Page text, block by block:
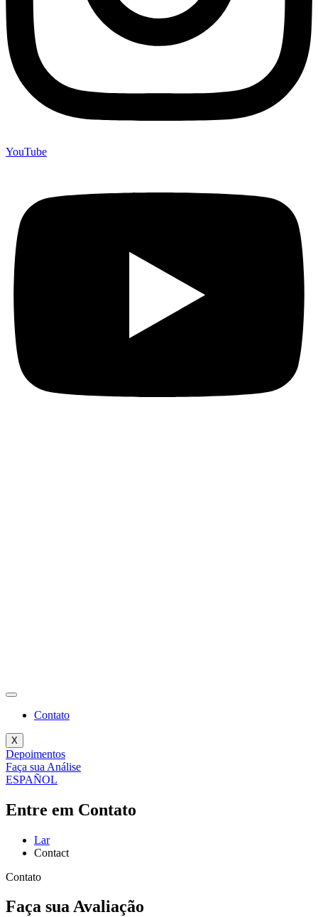
YouTube
Contato
X
Depoimentos
Faça sua Análise
ESPAÑOL
Entre em Contato
Lar
Contact
Contato
Faça sua Avaliação